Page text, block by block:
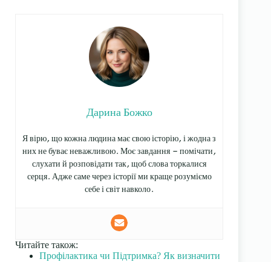
Дарина Божко
Я вірю, що кожна людина має свою історію, і жодна з
них не буває неважливою. Моє завдання — помічати,
слухати й розповідати так, щоб слова торкалися
серця. Адже саме через історії ми краще розуміємо
себе і світ навколо.
Читайте також:
Профілактика чи Підтримка? Як визначити